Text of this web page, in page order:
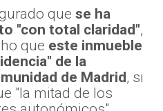
que se ha
"con total claridad",
que este inmueble
de la
de Madrid, si
"la mitad de los